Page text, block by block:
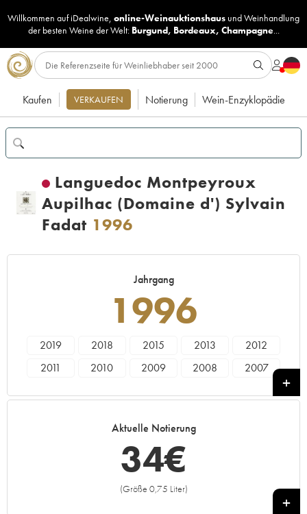
Willkommen auf iDealwine, online-Weinauktionshaus undWeinhandlung
der besten Weine der Welt: Burgund, Bordeaux, Champagne...
Kaufen VERKAUFEN Notierung Wein-Enzyklopädie
Languedoc Montpeyroux
Aupilhac (Domaine d') Sylvain
Fadat 1996
Jahrgang
1996
2019 2018 2015 2013
2012
2011
2010 2009 2008
2007
Aktuelle Notierung
34€
(Größe 0,75 Liter)
+